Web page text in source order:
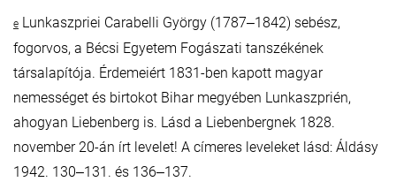
e Lunkaszpriei Carabelli György (1787‒1842) sebész,
fogorvos, a Bécsi Egyetem Fogászati tanszékének
társalapítója. Érdemeiért 1831-ben kapott magyar
nemességet és birtokot Bihar megyében Lunkaszprién,
ahogyan Liebenberg is. Lásd a Liebenbergnek 1828.
november 20-án írt levelet! A címeres leveleket lásd: Áldásy
1942. 130‒131. és 136‒137.